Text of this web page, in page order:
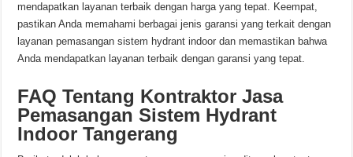
mendapatkan layanan terbaik dengan harga yang tepat. Keempat,
pastikan Anda memahami berbagai jenis garansi yang terkait dengan
layanan pemasangan sistem hydrant indoor dan memastikan bahwa
Anda mendapatkan layanan terbaik dengan garansi yang tepat.
FAQ Tentang Kontraktor Jasa
Pemasangan Sistem Hydrant
Indoor Tangerang